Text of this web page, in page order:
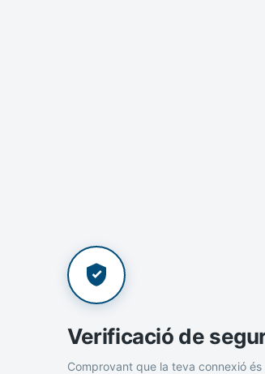
Verificació de
Comprovant que la teva connexió és